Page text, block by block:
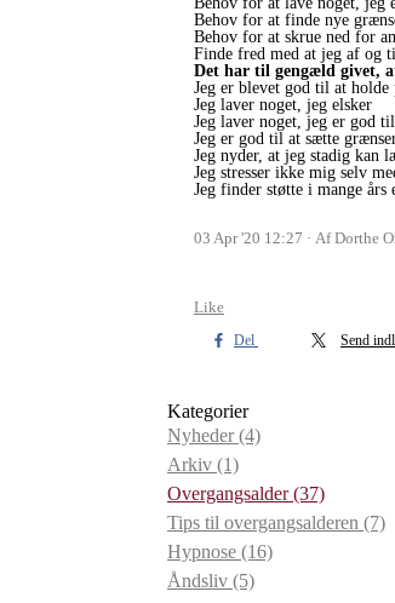
Behov for at finde nye
Behov for at skrue ned for
Finde fred med at jeg af og
Det har til gengæld givet,
Jeg er blevet god til at holde
Jeg laver noget, jeg elsker
Jeg laver noget, jeg er god til
Jeg er god til at sætte
Jeg nyder, at jeg stadig kan
Jeg stresser ikke mig selv
Jeg finder støtte i mange års
03 Apr '20 12:27 Af Dorthe
Like
Del Send
Kategorier
Nyheder(4)
Arkiv (1)
Overgangsalder(37)
Tips til overgangsalderen (7)
Hypnose (16)
Åndsliv (5)